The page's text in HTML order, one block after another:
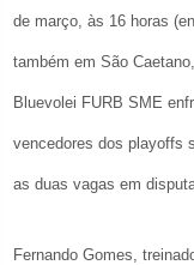
de março, às 16 horas
também em São
Bluevolei FURB SME
vencedores dos playoffs
as duas vagas em
Fernando Gomes,